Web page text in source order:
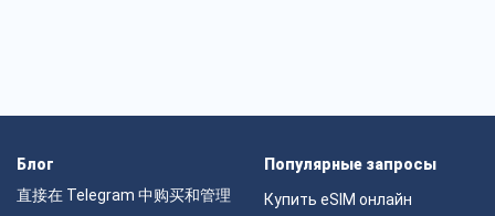
Блог
直接在 Telegram 中购买和管理
Популярные запросы
Купить eSIM онлайн